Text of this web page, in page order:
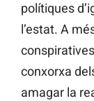
polítiques
l’estat. A
conxorxa
amagar la